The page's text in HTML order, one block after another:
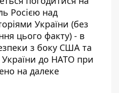
Росією над
України (без
цього факту) - в
з боку США та
до НАТО при
на далеке